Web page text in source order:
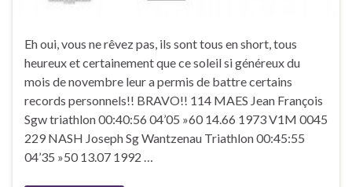
Eh oui, vous ne rêvez pas, ils sont tous en short, tous
heureux et certainement que ce soleil si généreux du
mois de novembre leur a permis de battre certains
records personnels!! BRAVO!! 114 MAES Jean François
Sgw triathlon 00:40:56 04’05 »60 14.66 1973 V1M 0045
229 NASH Joseph Sg Wantzenau Triathlon 00:45:55
04’35 »50 13.07 1992 …